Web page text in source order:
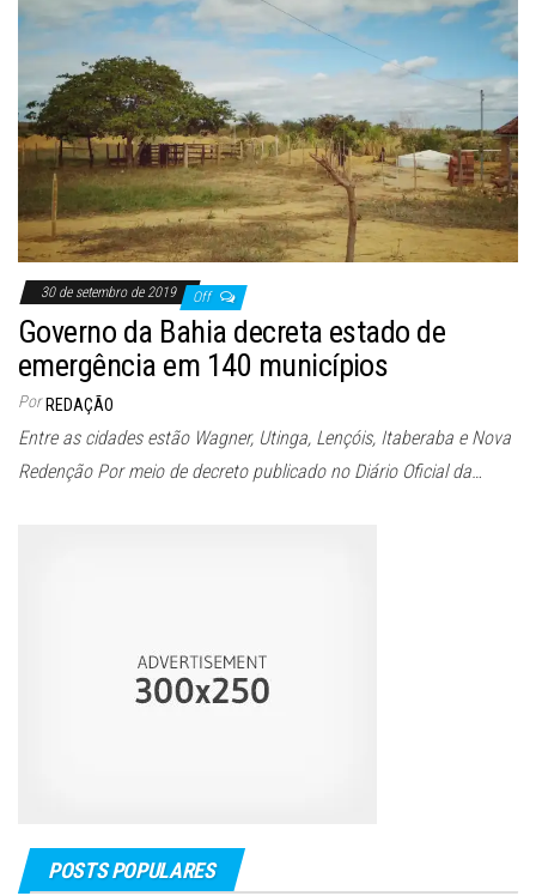
30 de setembro de 2019 Off
Governo da Bahia decreta estado de
emergência em 140 municípios
Por REDAÇÃO
Entre as cidades estão Wagner, Utinga, Lençóis, Itaberaba e Nova
Redenção Por meio de decreto publicado no Diário Oficial da…
POSTS POPULARES